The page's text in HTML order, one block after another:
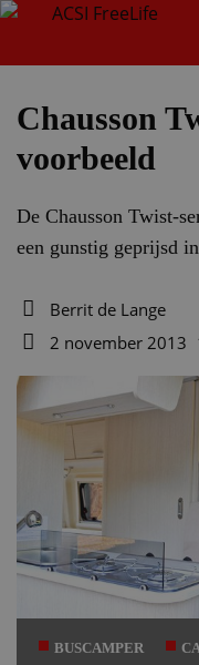
Zoeken
Chausson
voorbeeld
De Chausson Twist-
een gunstig geprijsd
Auteur
Berrit de Lange
2 november 2013
BUSCAMPER